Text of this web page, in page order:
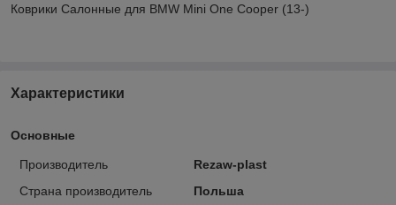
Коврики Салонные для BMW Mini One Cooper (13-)
Характеристики
Основные
Производитель
Rezaw-plast
Страна производитель
Польша